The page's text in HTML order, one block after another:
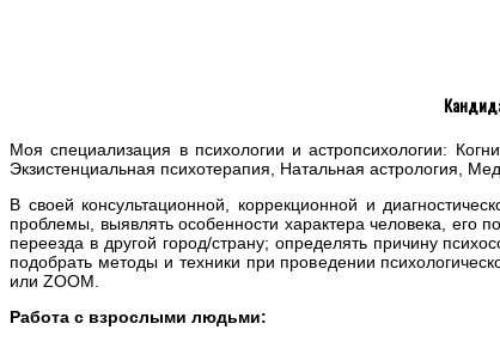
Моя специализация в психологии и астропсихологии:
Экзистенциальная психотерапия, Натальная астрология,
В своей консультационной, коррекционной и
проблемы, выявлять особенности характера человека,
переезда в другой город/страну; определять причину
подобрать методы и техники при проведении
или ZOOM.
Работа с взрослыми людьми: